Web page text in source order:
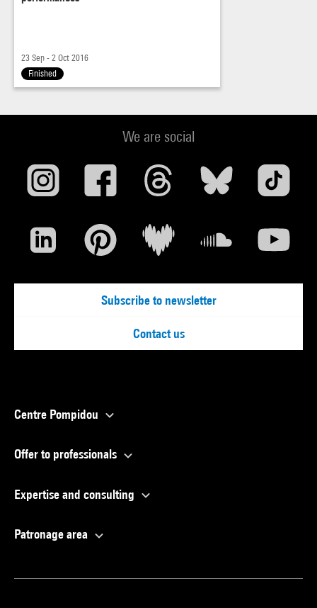
23 Sep - 2 Oct 2016
Finished
We are social
Subscribe to newsletter
Contact us
Centre Pompidou
Offer to professionals
Expertise and consulting
Patronage area